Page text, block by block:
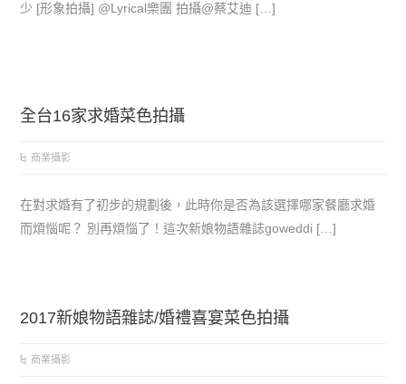
少 [形象拍攝] @Lyrical樂團 拍攝@蔡艾迪 […]
全台16家求婚菜色拍攝
商業攝影
在對求婚有了初步的規劃後，此時你是否為該選擇哪家餐廳求婚
而煩惱呢？ 別再煩惱了！這次新娘物語雜誌goweddi […]
2017新娘物語雜誌/婚禮喜宴菜色拍攝
商業攝影